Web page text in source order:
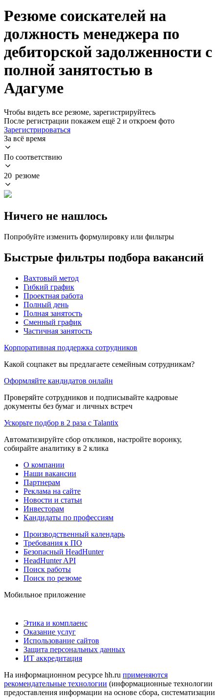
Резюме соискателей на
должность менеджера по
дебиторской задолженности с
полной занятостью в
Адагуме
Чтобы видеть все резюме, зарегистрируйтесь
После регистрации покажем ещё 2 и откроем фото
Зарегистрироваться
За всё время
По соответствию
20 резюме
Ничего не нашлось
Попробуйте изменить формулировку или фильтры
Быстрые фильтры подбора вакансий
Вахтовый метод
Гибкий график
Проектная работа
Полный день
Полная занятость
Сменный график
Частичная занятость
Корпоративная поддержка сотрудников
Какой соцпакет вы предлагаете семейным сотрудникам?
Оформляйте кандидатов онлайн
Проверяйте сотрудников и подписывайте кадровые
документы без бумаг и личных встреч
Ускорьте подбор в 2 раза с Talantix
Автоматизируйте сбор откликов, настройте воронку,
собирайте аналитику в 2 клика
О компании
Наши вакансии
Партнерам
Реклама на сайте
Новости и статьи
Инвесторам
Кандидаты по профессиям
Производственный календарь
Требования к ПО
Безопасный HeadHunter
HeadHunter API
Поиск работы
Поиск по резюме
Мобильное приложение
Этика и комплаенс
Оказание услуг
Использование сайтов
Защита персональных данных
ИТ аккредитация
На информационном ресурсе hh.ru применяются
рекомендательные технологии (информационные технологии
предоставления информации на основе сбора, систематизации